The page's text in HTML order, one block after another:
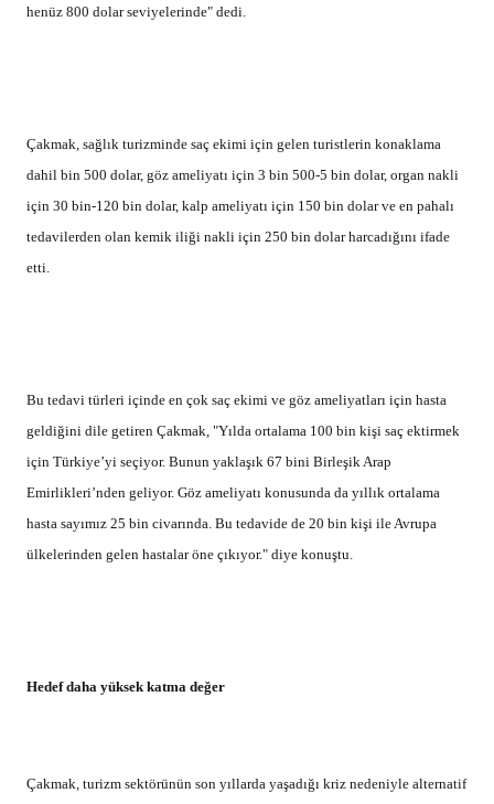
henüz 800 dolar seviyelerinde" dedi.
Çakmak, sağlık turizminde saç ekimi için gelen turistlerin konaklama
dahil bin 500 dolar, göz ameliyatı için 3 bin 500-5 bin dolar, organ nakli
için 30 bin-120 bin dolar, kalp ameliyatı için 150 bin dolar ve en pahalı
tedavilerden olan kemik iliği nakli için 250 bin dolar harcadığını ifade
etti.
Bu tedavi türleri içinde en çok saç ekimi ve göz ameliyatları için hasta
geldiğini dile getiren Çakmak, "Yılda ortalama 100 bin kişi saç ektirmek
için Türkiye’yi seçiyor. Bunun yaklaşık 67 bini Birleşik Arap
Emirlikleri’nden geliyor. Göz ameliyatı konusunda da yıllık ortalama
hasta sayımız 25 bin civarında. Bu tedavide de 20 bin kişi ile Avrupa
ülkelerinden gelen hastalar öne çıkıyor." diye konuştu.
Hedef daha yüksek katma değer
Çakmak, turizm sektörünün son yıllarda yaşadığı kriz nedeniyle alternatif